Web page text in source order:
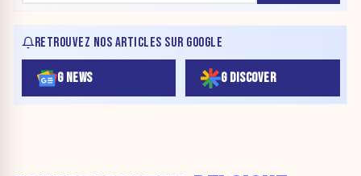
RETROUVEZ NOS ARTICLES SUR GOOGLE
G NEWS G DISCOVER